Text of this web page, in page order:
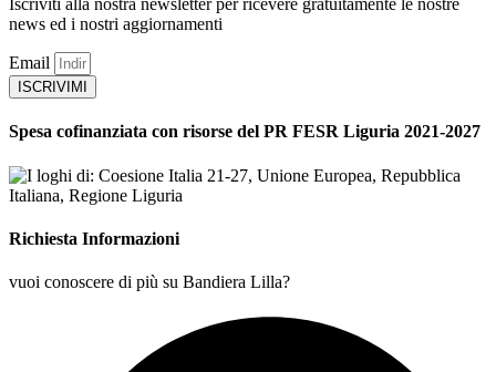
Iscriviti alla nostra newsletter per ricevere gratuitamente le nostre
news ed i nostri aggiornamenti
Email
ISCRIVIMI
Spesa cofinanziata con risorse del PR FESR Liguria 2021-2027
Richiesta Informazioni
vuoi conoscere di più su Bandiera Lilla?